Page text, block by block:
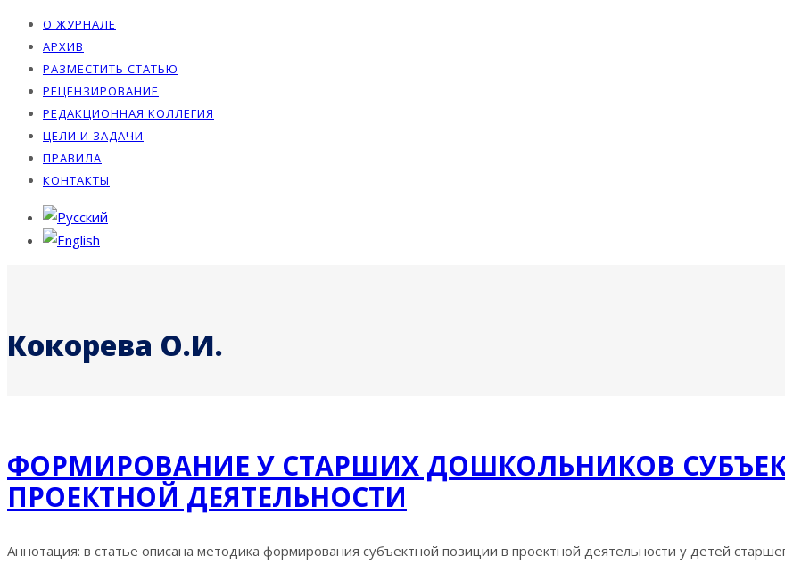
О ЖУРНАЛЕ
АРХИВ
РАЗМЕСТИТЬ СТАТЬЮ
РЕЦЕНЗИРОВАНИЕ
РЕДАКЦИОННАЯ КОЛЛЕГИЯ
ЦЕЛИ И ЗАДАЧИ
ПРАВИЛА
КОНТАКТЫ
Кокорева О.И.
ФОРМИРОВАНИЕ У СТАРШИХ ДОШКОЛЬНИКОВ
ПРОЕКТНОЙ ДЕЯТЕЛЬНОСТИ
Аннотация: в статье описана методика формирования субъектной позиции в проектной деятельности у детей